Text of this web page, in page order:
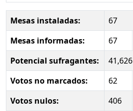
Mesas instaladas:
67
Mesas informadas:
67
Potencial sufragantes:
41,626
Votos no marcados:
62
Votos nulos:
406